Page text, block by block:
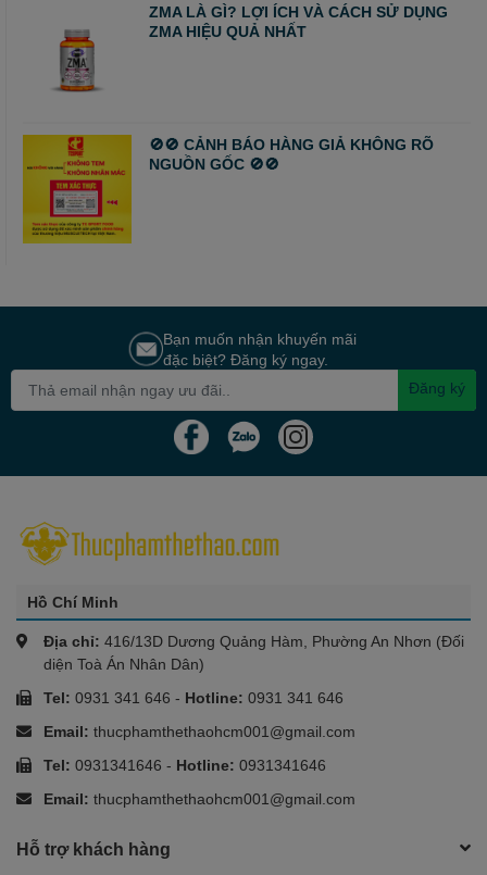
ZMA LÀ GÌ? LỢI ÍCH VÀ CÁCH SỬ DỤNG
ZMA HIỆU QUẢ NHẤT
🚫🚫 CẢNH BÁO HÀNG GIẢ KHÔNG RÕ
NGUỒN GỐC 🚫🚫
Bạn muốn nhận khuyến mãi
đặc biệt? Đăng ký ngay.
Đăng ký
Hồ Chí Minh
Địa chỉ: 416/13D Dương Quảng Hàm, Phường An Nhơn (Đối
diện Toà Án Nhân Dân)
Tel: 0931 341 646 - Hotline: 0931 341 646
Email: thucphamthethaohcm001@gmail.com
Tel: 0931341646 - Hotline: 0931341646
Email: thucphamthethaohcm001@gmail.com
Hỗ trợ khách hàng